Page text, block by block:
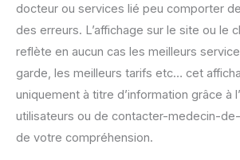
docteur ou services lié peu comporter
des erreurs. L’affichage sur le site ou le
reflète en aucun cas les meilleurs
garde, les meilleurs tarifs etc… cet
uniquement à titre d’information grâce à
utilisateurs ou de contacter-medecin-
de votre compréhension.